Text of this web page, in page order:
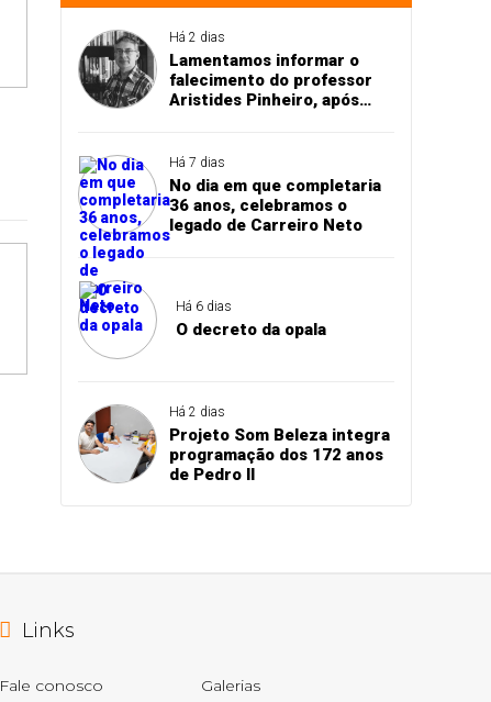
Há 2 dias
Lamentamos informar o
falecimento do professor
Aristides Pinheiro, após
Há 7 dias
No dia em que completaria
36 anos, celebramos o
legado de Carreiro Neto
Há 6 dias
O decreto da opala
Há 2 dias
Projeto Som Beleza integra
programação dos 172 anos
de Pedro II
Links
Fale conosco Galerias